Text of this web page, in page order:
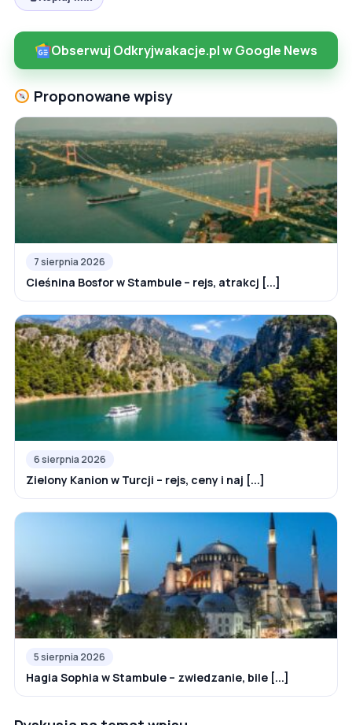
Obserwuj Odkryjwakacje.pl w Google News
Proponowane wpisy
7 sierpnia 2026
Cieśnina Bosfor w Stambule – rejs, atrakcj [...]
6 sierpnia 2026
Zielony Kanion w Turcji – rejs, ceny i naj [...]
5 sierpnia 2026
Hagia Sophia w Stambule – zwiedzanie, bile [...]